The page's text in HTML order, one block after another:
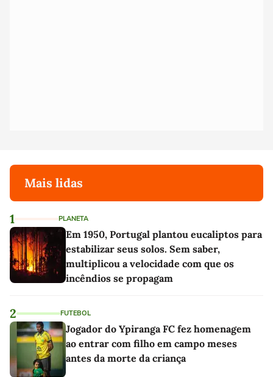
Mais lidas
1 PLANETA
Em 1950, Portugal plantou eucaliptos para
estabilizar seus solos. Sem saber,
multiplicou a velocidade com que os
incêndios se propagam
2 FUTEBOL
Jogador do Ypiranga FC fez homenagem
ao entrar com filho em campo meses
antes da morte da criança